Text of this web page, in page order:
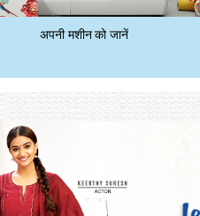
अपनी मशीन को जानें